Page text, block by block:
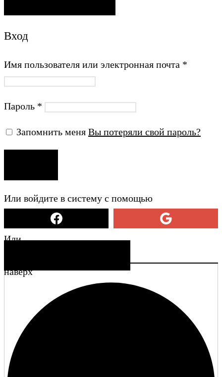
Вход
Имя пользователя или электронная почта *
Пароль *
Запомнить меня Вы потеряли свой пароль?
Или войдите в систему с помощью
Или
наверх